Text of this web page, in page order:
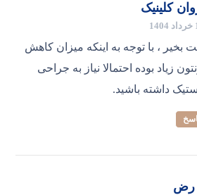
کلینیک
بخیر ، با توجه به اینکه میزان کاهش
زیاد بوده احتمالا نیاز به جراحی
داشته باشید.
رض